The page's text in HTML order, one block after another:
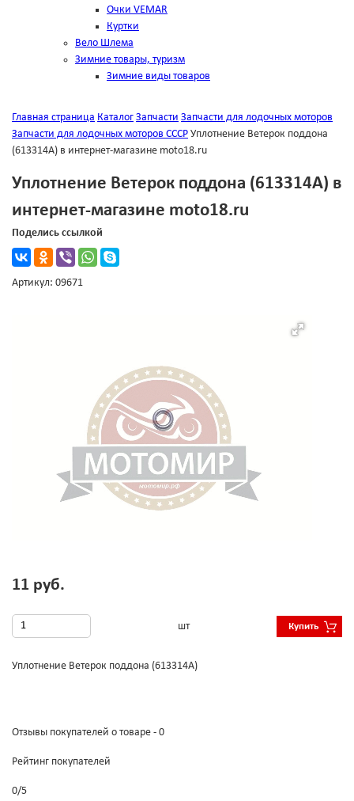
Очки VEMAR
Куртки
Вело Шлема
Зимние товары, туризм
Зимние виды товаров
Главная страница Каталог Запчасти Запчасти для лодочных моторов
Запчасти для лодочных моторов СССР Уплотнение Ветерок поддона
(613314А) в интернет-магазине moto18.ru
Уплотнение Ветерок поддона (613314А) в
интернет-магазине moto18.ru
Поделись ссылкой
Артикул: 09671
11 руб.
шт Купить
Уплотнение Ветерок поддона (613314А)
Отзывы покупателей о товаре - 0
Рейтинг покупателей
0/5